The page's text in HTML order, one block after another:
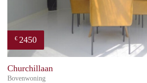
€ 2450
Churchillaan
Bovenwoning